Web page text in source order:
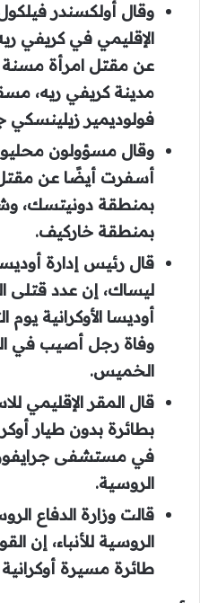
وقال أولكسندر
الإقليمي في كريفي
عن مقتل امرأة
مدينة كريفي ريه،
فولوديمير
وقال مسؤولون
أسفرت أيضًا عن
بمنطقة دونيتسك،
بمنطقة خاركيف.
قال رئيس إدارة
ليساك، إن عدد قتلى
أوديسا الأوكرانية يوم
وفاة رجل أصيب في
الخميس.
قال المقر الإقليمي
بطائرة بدون طيار
في مستشفى
الروسية.
قالت وزارة الدفاع
طائرة مسيرة أوكرانية خلال